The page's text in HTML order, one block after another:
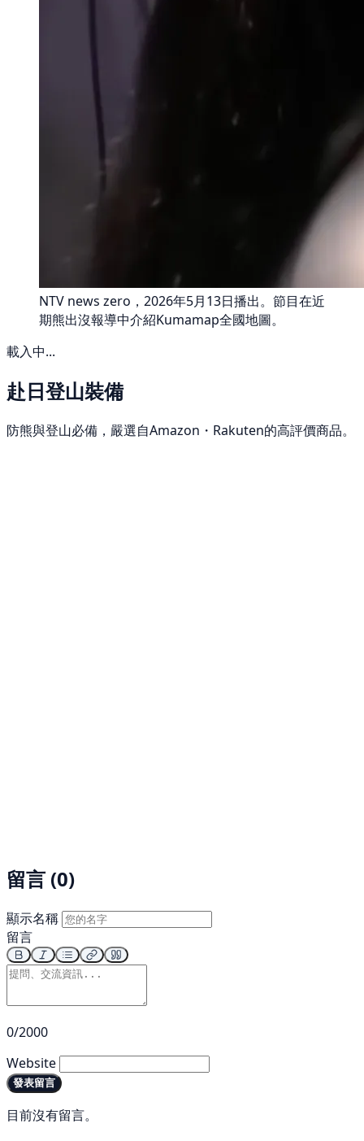
NTV news zero，2026年5月13日播出。節目在近
期熊出沒報導中介紹Kumamap全國地圖。
載入中...
赴日登山裝備
防熊與登山必備，嚴選自Amazon・Rakuten的高評價商品。
留言 (0)
顯示名稱
留言
0/2000
Website
發表留言
目前沒有留言。